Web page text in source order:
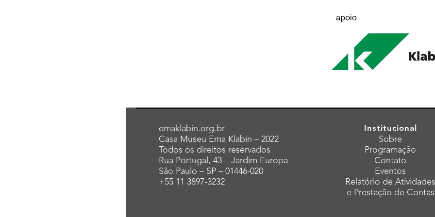
emaklabin.org.br
Casa Museu Ema Klabin – 2022
Todos os direitos reservados
Rua Portugal, 43 – Jardim Europa
São Paulo – SP – 01446-020
+55 11 3897-3232
Institucional
Sobre
Programação
Contato
Eventos
Relatório de
e Prestação de Contas